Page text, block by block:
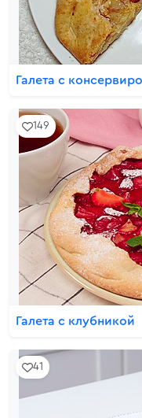
Галета с
149
Галета с клубникой
41